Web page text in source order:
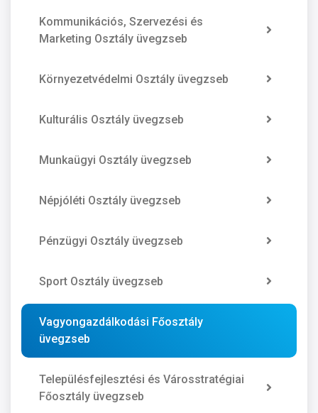
Kommunikációs, Szervezési és
Marketing Osztály üvegzseb
Környezetvédelmi Osztály üvegzseb
Kulturális Osztály üvegzseb
Munkaügyi Osztály üvegzseb
Népjóléti Osztály üvegzseb
Pénzügyi Osztály üvegzseb
Sport Osztály üvegzseb
Vagyongazdálkodási Főosztály
üvegzseb
Településfejlesztési és Városstratégiai
Főosztály üvegzseb